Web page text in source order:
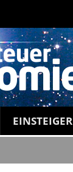
EINSTEIGER